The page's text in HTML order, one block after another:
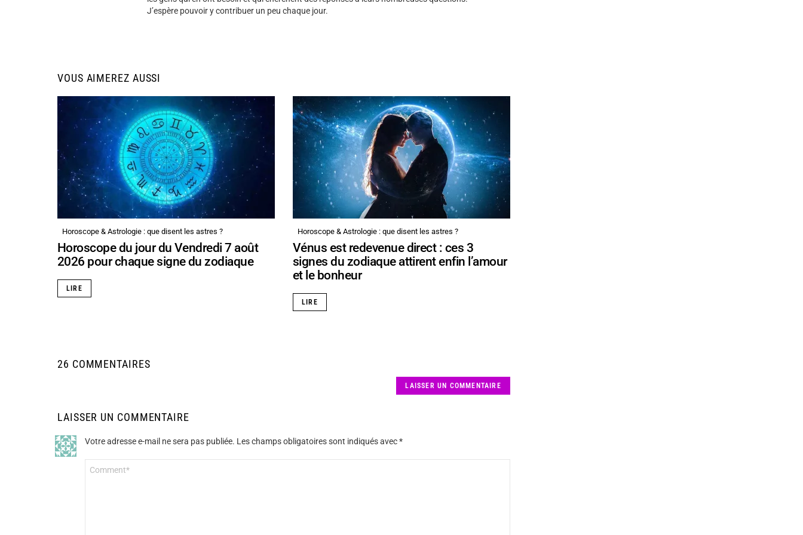
J’espère pouvoir y contribuer un peu chaque jour.
VOUS AIMEREZ AUSSI
Horoscope & Astrologie : que disent les astres ?
Horoscope du jour du Vendredi 7 août
2026 pour chaque signe du zodiaque
LIRE
Horoscope & Astrologie : que disent les astres ?
Vénus est redevenue direct : ces 3
signes du zodiaque attirent enfin l’amour
et le bonheur
LIRE
26 COMMENTAIRES
LAISSER UN COMMENTAIRE
LAISSER UN COMMENTAIRE
Votre adresse e-mail ne sera pas publiée. Les champs obligatoires sont indiqués avec*